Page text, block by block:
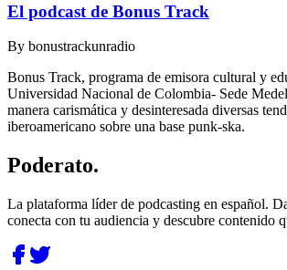
El podcast de Bonus Track
By bonustrackunradio
Bonus Track, programa de emisora cultural y
Universidad Nacional de Colombia- Sede
manera carismática y desinteresada diversas
iberoamericano sobre una base punk-ska.
Poderato.
La plataforma líder de podcasting en español.
conecta con tu audiencia y descubre contenido